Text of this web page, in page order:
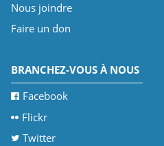
Nous joindre
Faire un don
BRANCHEZ-VOUS À NOUS
Facebook
Flickr
Twitter